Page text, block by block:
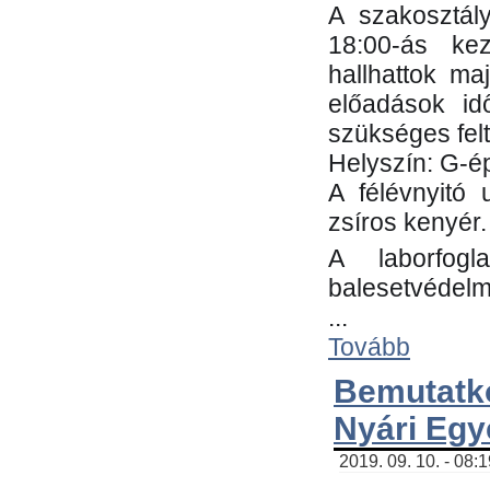
A
18:00-ás
hallhattok
előadások
szükséges
Helyszín: G-
A félévnyitó
zsíros kenyér.
A
...
Tovább
Nyári
2019. 09. 10. -